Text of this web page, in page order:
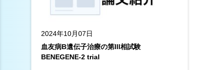
2024年10月07日
血友病B遺伝子治療の第III相試験
BENEGENE-2 trial